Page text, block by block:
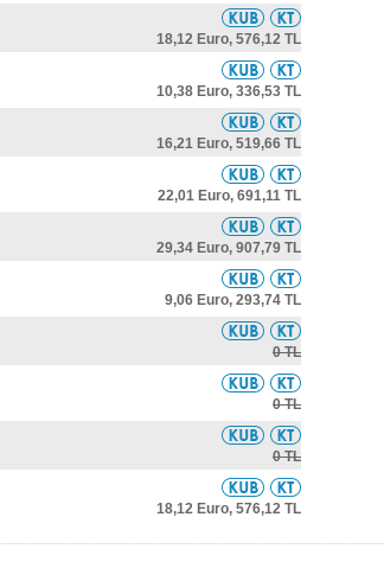
18,12 Euro, 576,12 TL
10,38 Euro, 336,53 TL
16,21 Euro, 519,66 TL
22,01 Euro, 691,11 TL
29,34 Euro, 907,79 TL
9,06 Euro, 293,74 TL
0 TL
0 TL
0 TL
18,12 Euro, 576,12 TL